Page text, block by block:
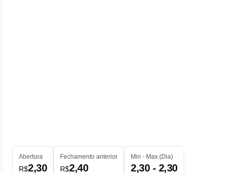
Abertura
R$2,30
Fechamento anterior
R$2,40
Min - Max (Dia)
2,30 - 2,30